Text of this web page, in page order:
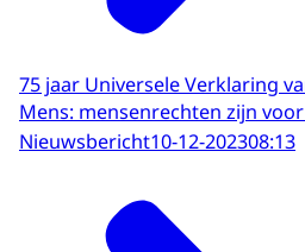
75 jaar Universele Verklaring
Mens: mensenrechten zijn
Nieuwsbericht10-12-202308:13